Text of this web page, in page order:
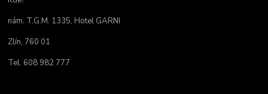
nám. T.G.M. 1335, Hotel GARNI
Zlín, 760 01
Tel. 608 982 777